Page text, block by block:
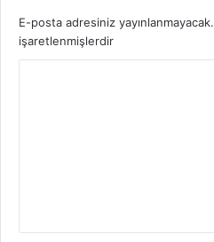
E-posta adresiniz yayınlanmayacak.
işaretlenmişlerdir